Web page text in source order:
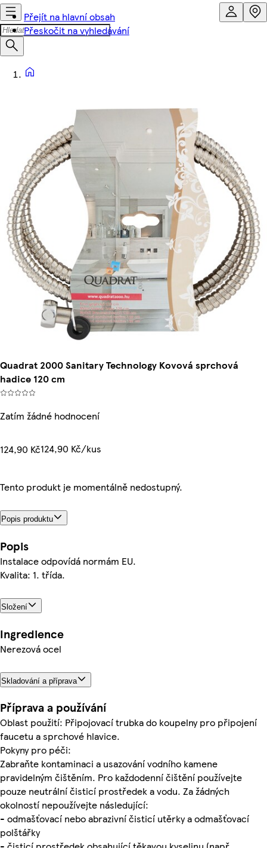
Přejít na hlavní obsah
Přeskočit na vyhledávání
Quadrat 2000 Sanitary Technology Kovová sprchová
hadice 120 cm
Zatím žádné hodnocení
124,90 Kč124,90 Kč/kus
Tento produkt je momentálně nedostupný.
Popis produktu
Popis
Instalace odpovídá normám EU.
Kvalita: 1. třída.
Složení
Ingredience
Nerezová ocel
Skladování a příprava
Příprava a používání
Oblast použití: Připojovací trubka do koupelny pro připojení
faucetu a sprchové hlavice.
Pokyny pro péči:
Zabraňte kontaminaci a usazování vodního kamene
pravidelným čištěním. Pro každodenní čištění používejte
pouze neutrální čisticí prostředek a vodu. Za žádných
okolností nepoužívejte následující:
- odmašťovací nebo abrazivní čisticí utěrky a odmašťovací
polštářky